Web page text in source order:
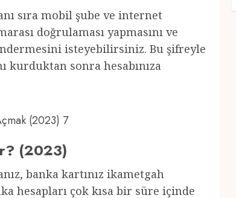
sıra mobil şube ve internet
doğrulaması yapmasını ve
isteyebilirsiniz. Bu şifreyle
kurduktan sonra hesabınıza
(2023) 7
(2023)
banka kartınız ikametgah
hesapları çok kısa bir süre içinde